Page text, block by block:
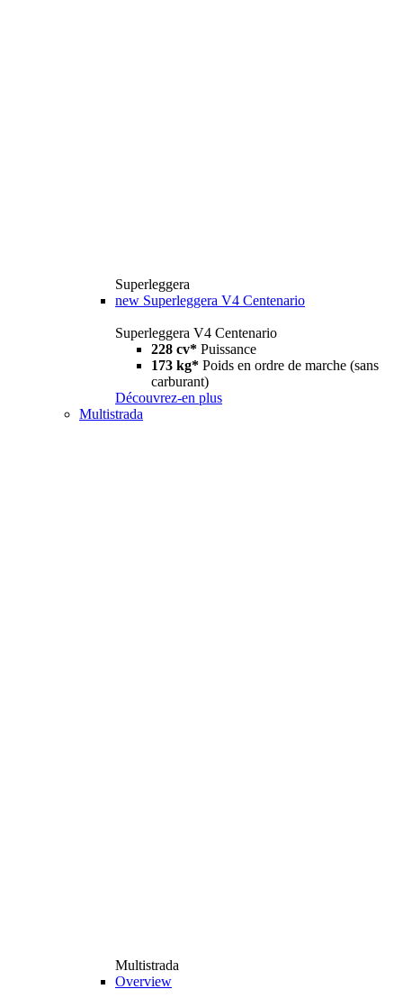
Superleggera
new Superleggera V4 Centenario
Superleggera V4 Centenario
228 cv* Puissance
173 kg* Poids en ordre de marche (sans
carburant)
Découvrez-en plus
Multistrada
Multistrada
Overview